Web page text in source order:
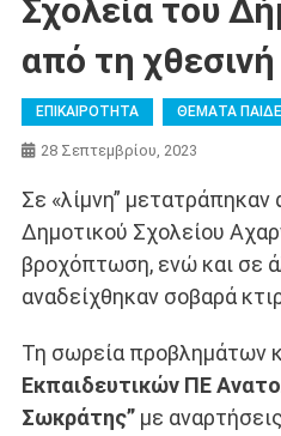
Σχολεία του
από τη
ΕΠΙΚΑΙΡΟΤΗΤΑ ΘΕΜΑΤΑ
28 Σεπτεμβρίου, 2023
Σε «λίμνη” μετατράπηκαν
Δημοτικού Σχολείου
βροχόπτωση, ενώ και σε
αναδείχθηκαν σοβαρά
Τη σωρεία προβλημάτων
Εκπαιδευτικών ΠΕ
Σωκράτης”με